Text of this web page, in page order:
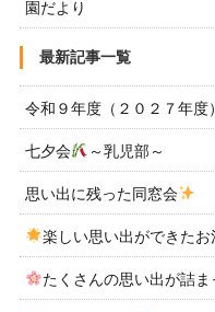
園だより
最新記事一覧
令和９年度（２０２７年度
七夕会 ～乳児部～
思い出に残った同窓会
楽しい思い出ができたお
たくさんの思い出が詰ま